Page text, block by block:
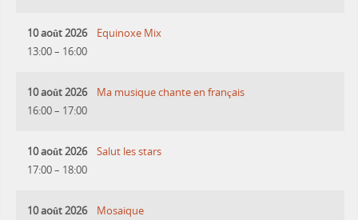
10 août 2026
13:00– 16:00
Equinoxe Mix
10 août 2026
16:00– 17:00
Ma musique chante en français
10 août 2026
17:00– 18:00
Salut les stars
10 août 2026
Mosaique